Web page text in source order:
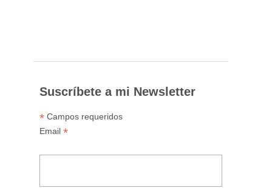
Suscríbete a mi Newsletter
*Campos requeridos
Email *